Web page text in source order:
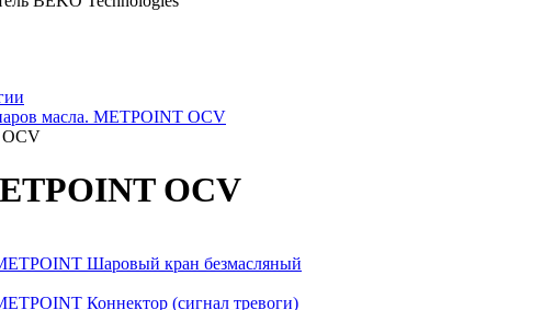
масла. METPOINT OCV
OCV
OCV